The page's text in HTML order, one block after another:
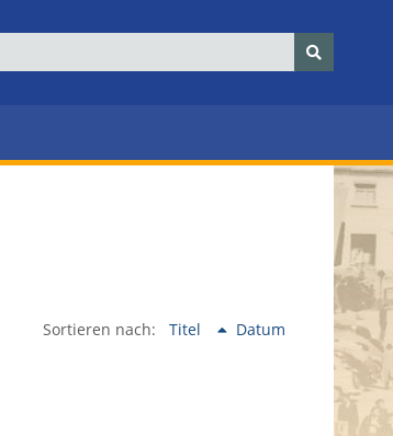
Sortieren nach: Titel Datum